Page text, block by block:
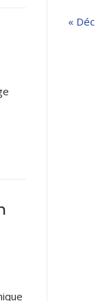
« Déc